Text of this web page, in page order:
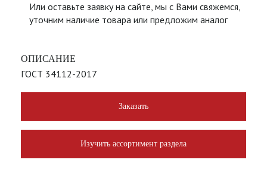
Или оставьте заявку на сайте, мы с Вами свяжемся,
уточним наличие товара или предложим аналог
ОПИСАНИЕ
ГОСТ 34112-2017
Заказать
Изучить ассортимент раздела